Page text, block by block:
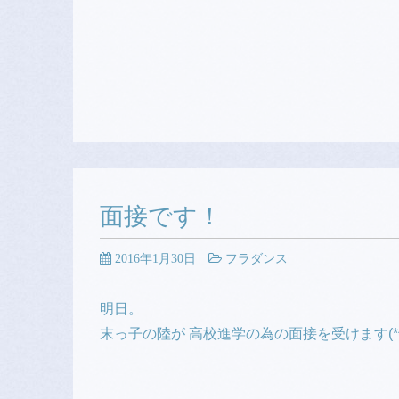
面接です！
2016年1月30日 フラダンス
明日。
末っ子の陸が 高校進学の為の面接を受けます